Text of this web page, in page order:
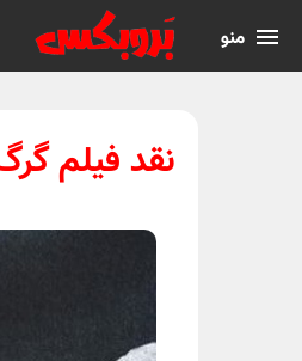
منو
نقد فیلم